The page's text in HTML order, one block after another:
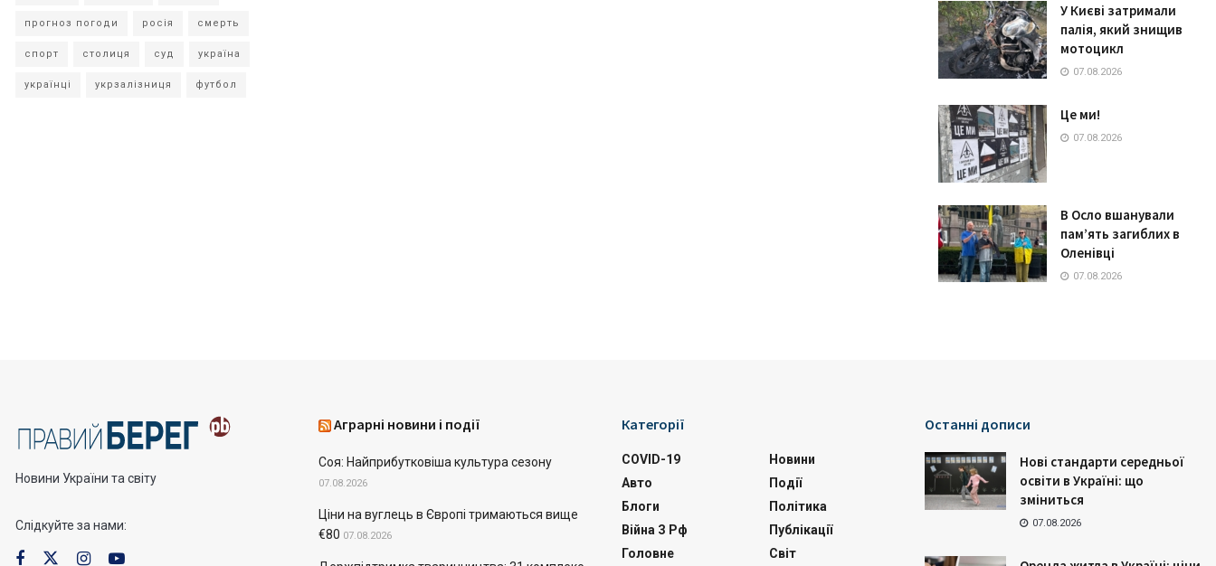
прогноз погоди росія смерть
спорт столиця суд україна
українці укрзалізниця футбол
У Києві затримали
палія, який знищив
мотоцикл
07.08.2026
Це ми!
07.08.2026
В Осло вшанували
пам’ять загиблих в
Оленівці
07.08.2026
Новини України та світу
Слідкуйте за нами:
Аграрні новини і події
Соя: Найприбутковіша культура сезону
07.08.2026
Ціни на вуглець в Європі тримаються вище
€80 07.08.2026
Категорії
COVID-19
Авто
Блоги
Війна З Рф
Головне
Новини
Події
Політика
Публікації
Світ
Останні дописи
Нові стандарти середньої
освіти в Україні: що
зміниться
07.08.2026